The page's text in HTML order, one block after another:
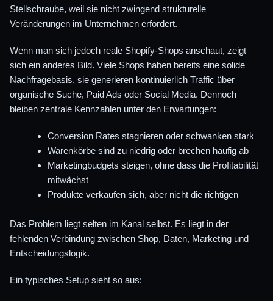
Stellschraube, weil sie nicht zwingend strukturelle
Veränderungen im Unternehmen erfordert.
Wenn man sich jedoch reale Shopify-Shops anschaut, zeigt
sich ein anderes Bild. Viele Shops haben bereits eine solide
Nachfragebasis, sie generieren kontinuierlich Traffic über
organische Suche, Paid Ads oder Social Media. Dennoch
bleiben zentrale Kennzahlen unter den Erwartungen:
Conversion Rates stagnieren oder schwanken stark
Warenkörbe sind zu niedrig oder brechen häufig ab
Marketingbudgets steigen, ohne dass die Profitabilität
mitwächst
Produkte verkaufen sich, aber nicht die richtigen
Das Problem liegt selten im Kanal selbst. Es liegt in der
fehlenden Verbindung zwischen Shop, Daten, Marketing und
Entscheidungslogik.
Ein typisches Setup sieht so aus: